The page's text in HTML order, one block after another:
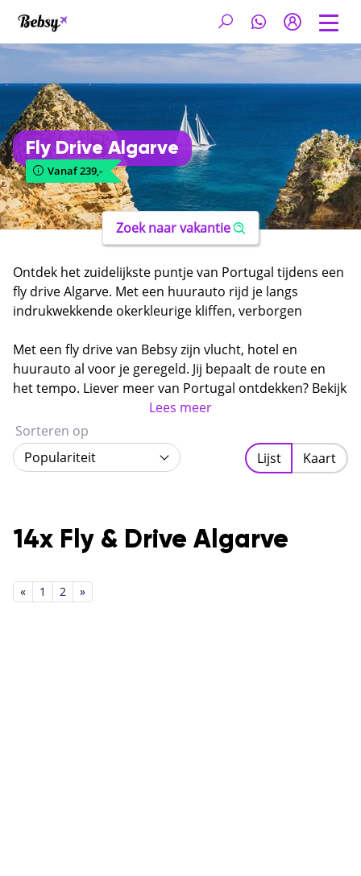
Fly Drive Algarve
Vanaf 239,-
Zoek naar vakantie
Ontdek het zuidelijkste puntje van Portugal tijdens een
fly drive Algarve. Met een huurauto rijd je langs
indrukwekkende okerkleurige kliffen, verborgen
meer te bieden dan de drukke badplaatsen. Het
groene achterland, de stille vissersplaatsjes en de
spectaculaire westkust zijn het echte Portugal.
Met een fly drive van Bebsy zijn vlucht, hotel en
huurauto al voor je geregeld. Jij bepaalt de route en
het tempo. Liever meer van Portugal ontdekken? Bekijk
rondreizen Portugal
Lees meer
14x Fly & Drive Algarve
« 1 2 »
Sorteren op
Populariteit
Lijst Kaart